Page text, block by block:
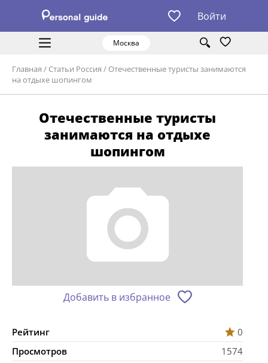
Войти
Москва
Главная / Статьи Россия / Отечественные туристы занимаются
на отдыхе шопингом
Отечественные туристы
занимаются на отдыхе
шопингом
Добавить в избранное
Рейтинг
0
Просмотров
1574